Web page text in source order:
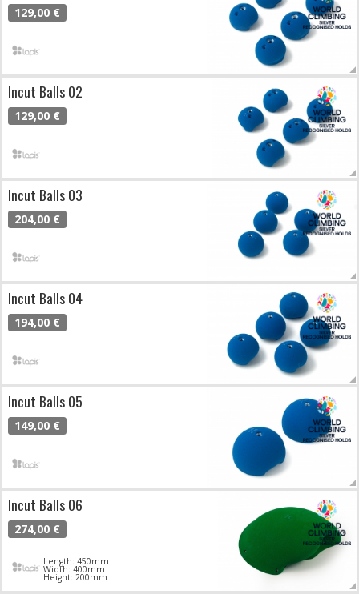
129,00 €
Incut Balls 02
129,00 €
Incut Balls 03
204,00 €
Incut Balls 04
194,00 €
Incut Balls 05
149,00 €
Incut Balls 06
274,00 €
Length: 450mm
Width: 400mm
Height: 200mm